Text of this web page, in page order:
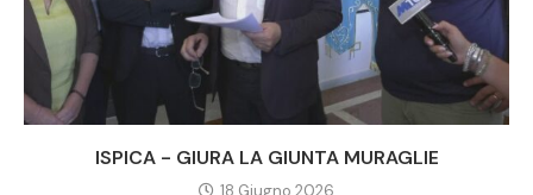
ISPICA - GIURA LA GIUNTA MURAGLIE